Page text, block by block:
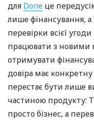
для Done це
лише фінансування,
перевірки всієї
працювати з
отримувати
довіра має
перестає бути лише
частиною продукту:
просто бізнес, а